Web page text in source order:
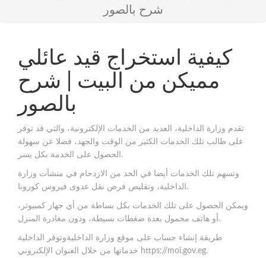
شرح بالصور
كيفية استخراج قيد عائلي
مميكن من البيت | شرح
بالصور
تقدم وزارة الداخلية، العديد من الخدمات الإلكترونية، والتي قد توفر
على طالب تلك الخدمات الكثير من الوقت والجهد، فضلا عن سهولة
الحصول على الخدمة بكل يسر.
وتسهم تلك الخدمات أيضا في الحد من الازدحام في منشآت وزارة
الداخلية، وتقليص فرص نقل عدوى فيروس كورونا.
ويمكن الحصول على تلك الخدمات بكل بساطة من أي جهاز كمبيوتر،
أو هاتف محمول بعدة ضغطات بسيطة، ودون مغادرة المنزل.
طريقة إنشاء حساب على موقع وزارة الداخليةوتوفر الداخلية
خدماتها من خلال العنوان الإلكتروني https://moi.gov.eg.